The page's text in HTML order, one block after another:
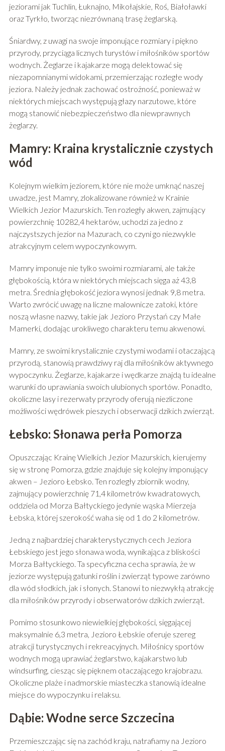
jeziorami jak Tuchlin, Łuknajno, Mikołajskie, Roś, Białoławki
oraz Tyrkło, tworząc niezrównaną trasę żeglarską.
Śniardwy, z uwagi na swoje imponujące rozmiary i piękno
przyrody, przyciąga licznych turystów i miłośników sportów
wodnych. Żeglarze i kajakarze mogą delektować się
niezapomnianymi widokami, przemierzając rozległe wody
jeziora. Należy jednak zachować ostrożność, ponieważ w
niektórych miejscach występują głazy narzutowe, które
mogą stanowić niebezpieczeństwo dla niewprawnych
żeglarzy.
Mamry: Kraina krystalicznie czystych
wód
Kolejnym wielkim jeziorem, które nie może umknąć naszej
uwadze, jest Mamry, zlokalizowane również w Krainie
Wielkich Jezior Mazurskich. Ten rozległy akwen, zajmujący
powierzchnię 10282,4 hektarów, uchodzi za jedno z
najczystszych jezior na Mazurach, co czyni go niezwykle
atrakcyjnym celem wypoczynkowym.
Mamry imponuje nie tylko swoimi rozmiarami, ale także
głębokością, która w niektórych miejscach sięga aż 43,8
metra. Średnia głębokość jeziora wynosi jednak 9,8 metra.
Warto zwrócić uwagę na liczne malownicze zatoki, które
noszą własne nazwy, takie jak Jezioro Przystań czy Małe
Mamerki, dodając urokliwego charakteru temu akwenowi.
Mamry, ze swoimi krystalicznie czystymi wodami i otaczającą
przyrodą, stanowią prawdziwy raj dla miłośników aktywnego
wypoczynku. Żeglarze, kajakarze i wędkarze znajdą tu idealne
warunki do uprawiania swoich ulubionych sportów. Ponadto,
okoliczne lasy i rezerwaty przyrody oferują niezliczone
możliwości wędrówek pieszych i obserwacji dzikich zwierząt.
Łebsko: Słonawa perła Pomorza
Opuszczając Krainę Wielkich Jezior Mazurskich, kierujemy
się w stronę Pomorza, gdzie znajduje się kolejny imponujący
akwen – Jezioro Łebsko. Ten rozległy zbiornik wodny,
zajmujący powierzchnię 71,4 kilometrów kwadratowych,
oddziela od Morza Bałtyckiego jedynie wąska Mierzeja
Łebska, której szerokość waha się od 1 do 2 kilometrów.
Jedną z najbardziej charakterystycznych cech Jeziora
Łebskiego jest jego słonawa woda, wynikająca z bliskości
Morza Bałtyckiego. Ta specyficzna cecha sprawia, że w
jeziorze występują gatunki roślin i zwierząt typowe zarówno
dla wód słodkich, jak i słonych. Stanowi to niezwykłą atrakcję
dla miłośników przyrody i obserwatorów dzikich zwierząt.
Pomimo stosunkowo niewielkiej głębokości, sięgającej
maksymalnie 6,3 metra, Jezioro Łebskie oferuje szereg
atrakcji turystycznych i rekreacyjnych. Miłośnicy sportów
wodnych mogą uprawiać żeglarstwo, kajakarstwo lub
windsurfing, ciesząc się pięknem otaczającego krajobrazu.
Okoliczne plaże i nadmorskie miasteczka stanowią idealne
miejsce do wypoczynku i relaksu.
Dąbie: Wodne serce Szczecina
Przemieszczając się na zachód kraju, natrafiamy na Jezioro